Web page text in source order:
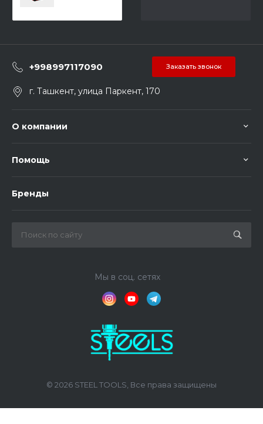
+998997117090 Заказать звонок
г. Ташкент, улица Паркент, 170
О компании
Помощь
Бренды
Мы в соц. сетях
© 2026 STEEL TOOLS, Все права защищены